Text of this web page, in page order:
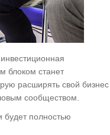
блоком станет
расширять свой бизнес
сообществом.
будет полностью